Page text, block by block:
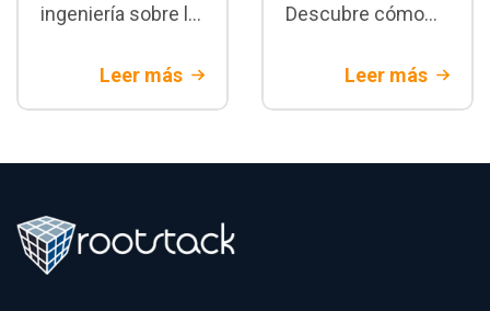
ingeniería sobre la
bancario legacy.
arquitectura y
riesgos
Rootstack
Leer más
Descubre cómo
regulatorios
para banca
arquitecturas de IA
Leer más